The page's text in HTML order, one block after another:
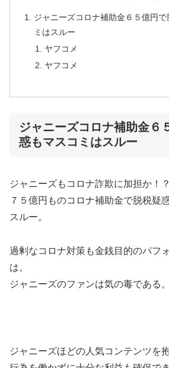
ジャニーズコロナ補助金６５億円で
ミはスルー
ヤフコメ
ヤフコメ
ジャニーズコロナ補助金６
惑もマスコミはスルー
ジャニーズもコロナ詐欺に加担か！？
７５億円ものコロナ補助金で脱税疑
スルー。
過剰なコロナ対策も金銭目的のパフ
は。
ジャニーズのファンは気の毒である。
ジャニーズほどの人気コンテンツを